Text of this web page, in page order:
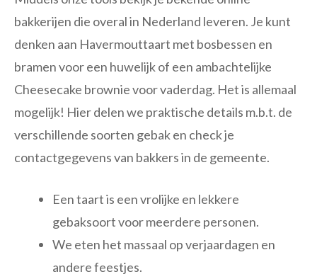
bakkerijen die overal in Nederland leveren. Je kunt
denken aan Havermouttaart met bosbessen en
bramen voor een huwelijk of een ambachtelijke
Cheesecake brownie voor vaderdag. Het is allemaal
mogelijk! Hier delen we praktische details m.b.t. de
verschillende soorten gebak en check je
contactgegevens van bakkers in de gemeente.
Een taart is een vrolijke en lekkere
gebaksoort voor meerdere personen.
We eten het massaal op verjaardagen en
andere feestjes.